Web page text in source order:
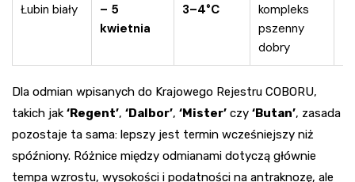
Łubin biały
– 5
kwietnia
3–4°C
kompleks
pszenny
dobry
Dla odmian wpisanych do Krajowego Rejestru COBORU,
takich jak ‘Regent’, ‘Dalbor’, ‘Mister’ czy ‘Butan’, zasada
pozostaje ta sama: lepszy jest termin wcześniejszy niż
spóźniony. Różnice między odmianami dotyczą głównie
tempa wzrostu, wysokości i podatności na antraknozę, ale